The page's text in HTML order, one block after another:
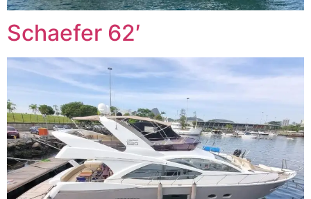
Schaefer 62′